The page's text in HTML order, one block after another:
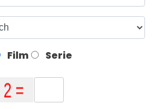
Film Serie